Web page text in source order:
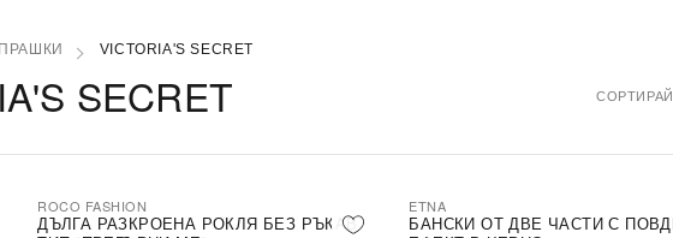
ПРАШКИ VICTORIA'S SECRET
SECRET
-30%
ROCO FASHION
ДЪЛГА РАЗКРОЕНА РОКЛЯ БЕЗ РЪКАВ
ETNA
БАНСКИ ОТ ДВЕ ЧАСТИ С